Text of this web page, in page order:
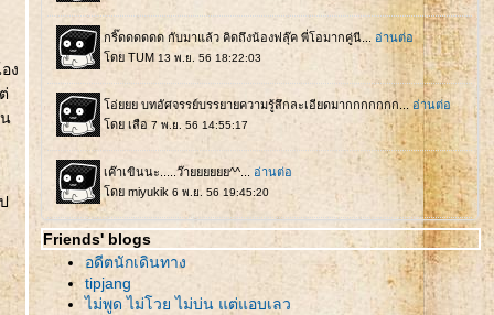
ง
Friends' blogs
อดีตนักเดินทาง
tipjang
ไม่พูด ไม่โวย ไม่บ่น แต่แอบเลว